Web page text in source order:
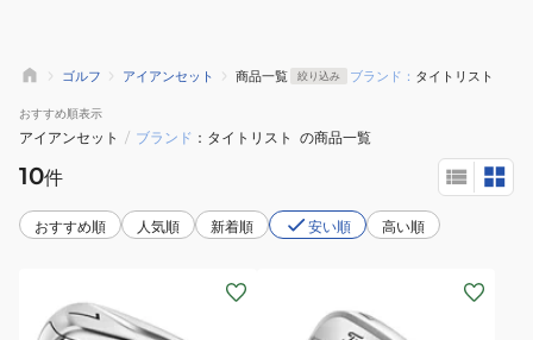
ゴルフ アイアンセット 商品一覧 絞り込み ブランド： タイトリスト
おすすめ順表示
アイアンセット / ブランド タイトリスト の商品一覧
10件
おすすめ順 人気順 新着順 安い順 高い順